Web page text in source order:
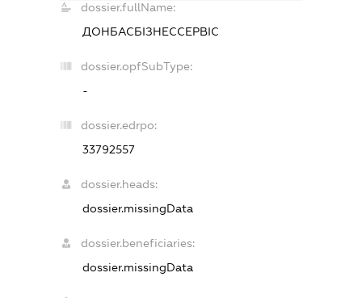
dossier.fullName:
ДОНБАСБІЗНЕССЕРВІС
dossier.opfSubType:
-
dossier.edrpo:
33792557
dossier.heads:
dossier.missingData
dossier.beneficiaries:
dossier.missingData